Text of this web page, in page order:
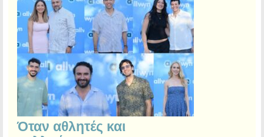
Όταν αθλητές και